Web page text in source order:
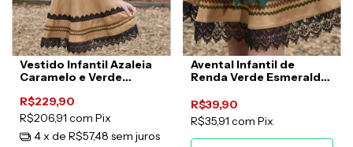
Vestido Infantil Azaleia
Caramelo e Verde
R$229,90
R$206,91 com Pix
4x de R$57,48 sem juros
Avental Infantil de
Renda Verde Esmeralda
R$39,90
R$35,91 com Pix